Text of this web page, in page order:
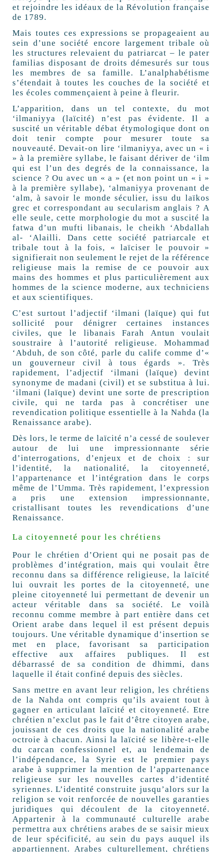
et rejoindre les idéaux de la Révolution française
de 1789.
Mais toutes ces expressions se propageaient au
sein d’une société encore largement tribale où
les structures relevaient du patriarcat – le pater
familias disposant de droits démesurés sur tous
les membres de sa famille. L’analphabétisme
s’étendait à toutes les couches de la société et
les écoles commençaient à peine à fleurir.
L’apparition, dans un tel contexte, du mot
‘ilmaniyya (laïcité) n’est pas évidente. Il a
suscité un véritable débat étymologique dont on
doit tenir compte pour mesurer toute sa
nouveauté. Devait-on lire ‘ilmaniyya, avec un « i
» à la première syllabe, le faisant dériver de ‘ilm
qui est l’un des degrés de la connaissance, la
science ? Ou avec un « a » (et non point un « i »
à la première syllabe), ‘almaniyya provenant de
‘alm, à savoir le monde séculier, issu du laïkos
grec et correspondant au secularism anglais ? A
elle seule, cette morphologie du mot a suscité la
fatwa d’un mufti libanais, le cheikh ‘Abdallah
al- ‘Alailli. Dans cette société patriarcale et
tribale tout à la fois, « laïciser le pouvoir »
signifierait non seulement le rejet de la référence
religieuse mais la remise de ce pouvoir aux
mains des hommes et plus particulièrement aux
hommes de la science moderne, aux techniciens
et aux scientifiques.
C’est surtout l’adjectif ‘ilmani (laïque) qui fut
sollicité pour dénigrer certaines instances
civiles, que le libanais Farah Antun voulait
soustraire à l’autorité religieuse. Mohammad
‘Abduh, de son côté, parle du calife comme d’«
un gouverneur civil à tous égards ». Très
rapidement, l’adjectif ‘ilmani (laïque) devint
synonyme de madani (civil) et se substitua à lui.
‘ilmani (laïque) devint une sorte de prescription
civile, qui ne tarda pas à concrétiser une
revendication politique essentielle à la Nahda (la
Renaissance arabe).
Dès lors, le terme de laïcité n’a cessé de soulever
autour de lui une impressionnante série
d’interrogations, d’enjeux et de choix : sur
l’identité, la nationalité, la citoyenneté,
l’appartenance et l’intégration dans le corps
même de l’Umma. Très rapidement, l’expression
a pris une extension impressionnante,
cristallisant toutes les revendications d’une
Renaissance.
La citoyenneté pour les chrétiens
Pour le chrétien d’Orient qui ne posait pas de
problèmes d’intégration, mais qui voulait être
reconnu dans sa différence religieuse, la laïcité
lui ouvrait les portes de la citoyenneté, une
pleine citoyenneté lui permettant de devenir un
acteur véritable dans sa société. Le voilà
reconnu comme membre à part entière dans cet
Orient arabe dans lequel il est présent depuis
toujours. Une véritable dynamique d’insertion se
met en place, favorisant sa participation
effective aux affaires publiques. Il est
débarrassé de sa condition de dhimmi, dans
laquelle il était confiné depuis des siècles.
Sans mettre en avant leur religion, les chrétiens
de la Nahda ont compris qu’ils avaient tout à
gagner en articulant laïcité et citoyenneté. Etre
chrétien n’exclut pas le fait d’être citoyen arabe,
jouissant de ces droits que la nationalité arabe
octroie à chacun. Ainsi la laïcité se libère-t-elle
du carcan confessionnel et, au lendemain de
l’indépendance, la Syrie est le premier pays
arabe à supprimer la mention de l’appartenance
religieuse sur les nouvelles cartes d’identité
syriennes. L’identité construite jusqu’alors sur la
religion se voit renforcée de nouvelles garanties
juridiques qui découlent de la citoyenneté.
Appartenir à la communauté culturelle arabe
permettra aux chrétiens arabes de se saisir mieux
de leur spécificité, au sein du pays auquel ils
appartiennent. Arabes culturellement, chrétiens